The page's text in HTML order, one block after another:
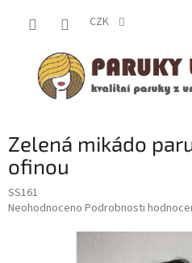
CZK
Zelená mikádo
ofinou
SS161
Průměrné
Neohodnoceno Podrobnosti